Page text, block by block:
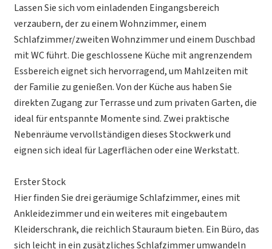
Lassen Sie sich vom einladenden Eingangsbereich
verzaubern, der zu einem Wohnzimmer, einem
Schlafzimmer/zweiten Wohnzimmer und einem Duschbad
mit WC führt. Die geschlossene Küche mit angrenzendem
Essbereich eignet sich hervorragend, um Mahlzeiten mit
der Familie zu genießen. Von der Küche aus haben Sie
direkten Zugang zur Terrasse und zum privaten Garten, die
ideal für entspannte Momente sind. Zwei praktische
Nebenräume vervollständigen dieses Stockwerk und
eignen sich ideal für Lagerflächen oder eine Werkstatt.
Erster Stock
Hier finden Sie drei geräumige Schlafzimmer, eines mit
Ankleidezimmer und ein weiteres mit eingebautem
Kleiderschrank, die reichlich Stauraum bieten. Ein Büro, das
sich leicht in ein zusätzliches Schlafzimmer umwandeln